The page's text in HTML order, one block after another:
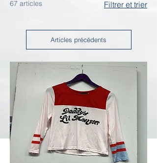
67 articles Filtrer et trier
Articles précédents